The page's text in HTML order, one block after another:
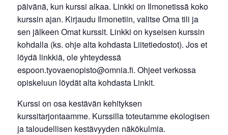
päivänä, kun kurssi alkaa. Linkki on Ilmonetissä koko
kurssin ajan. Kirjaudu Ilmonetiin, valitse Oma tili ja
sen jälkeen Omat kurssit. Linkki on kyseisen kurssin
kohdalla (ks. ohje alta kohdasta Liitetiedostot). Jos et
löydä linkkiä, ole yhteydessä
espoon.tyovaenopisto@omnia.fi. Ohjeet verkossa
opiskeluun löydät alta kohdasta Linkit.
Kurssi on osa kestävän kehityksen
kurssitarjontaamme. Kurssilla toteutamme ekologisen
ja taloudellisen kestävyyden näkökulmia.